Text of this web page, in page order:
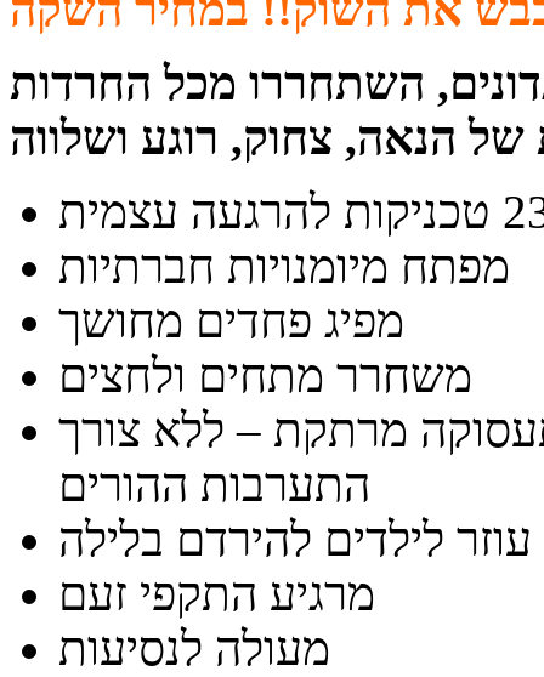
השתחררו מכל החרדות
מפתח מיומנויות חברתיות
מפיג פחדים מחושך
משחרר מתחים ולחצים
מרתקת – ללא צורך
התערבות ההורים
עוזר לילדים להירדם בלילה
מרגיע התקפי זעם
מעולה לנסיעות